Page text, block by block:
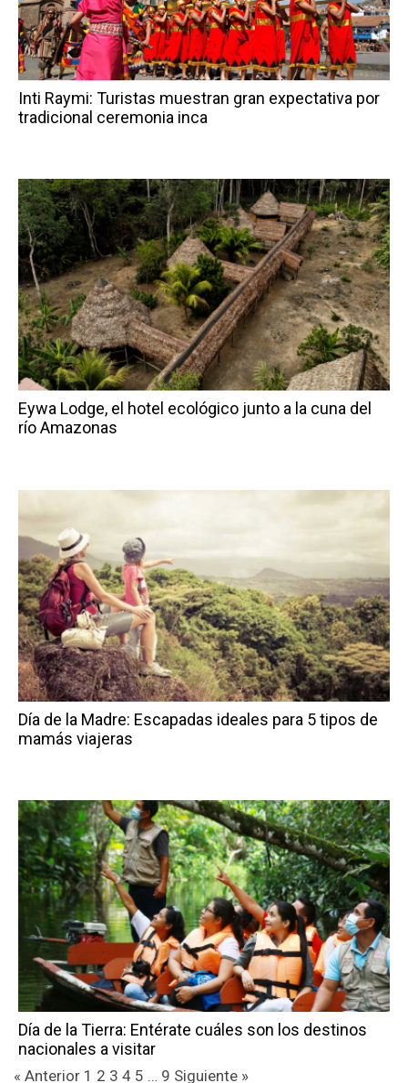
Inti Raymi: Turistas muestran gran expectativa por
tradicional ceremonia inca
Eywa Lodge, el hotel ecológico junto a la cuna del
río Amazonas
Día de la Madre: Escapadas ideales para 5 tipos de
mamás viajeras
Día de la Tierra: Entérate cuáles son los destinos
nacionales a visitar
« Anterior 1 2 3 4 5 … 9 Siguiente »